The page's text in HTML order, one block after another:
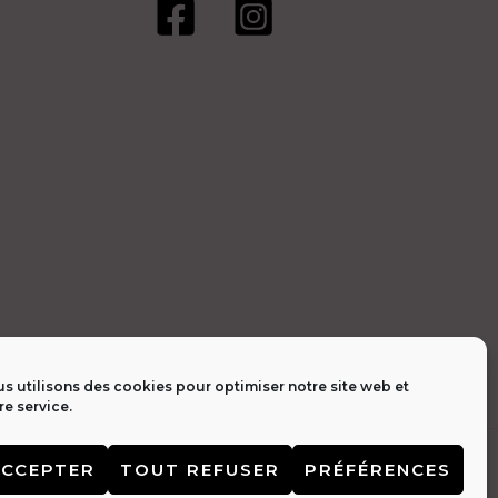
utilisons des cookies pour optimiser notre site web et
service.
TOUT REFUSER PRÉFÉRENCES
🔒|Contact 📩